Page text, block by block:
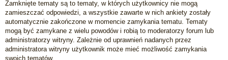
Zamknięte tematy są to tematy, w których użytkownicy nie mogą
zamieszczać odpowiedzi, a wszystkie zawarte w nich ankiety zostały
automatycznie zakończone w momencie zamykania tematu. Tematy
mogą być zamykane z wielu powodów i robią to moderatorzy forum lub
administratorzy witryny. Zależnie od uprawnień nadanych przez
administratora witryny użytkownik może mieć możliwość zamykania
swoich tematów.